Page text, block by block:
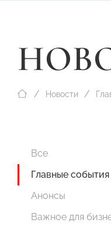
Новости
Все
Главные события
Анонсы
Важное для